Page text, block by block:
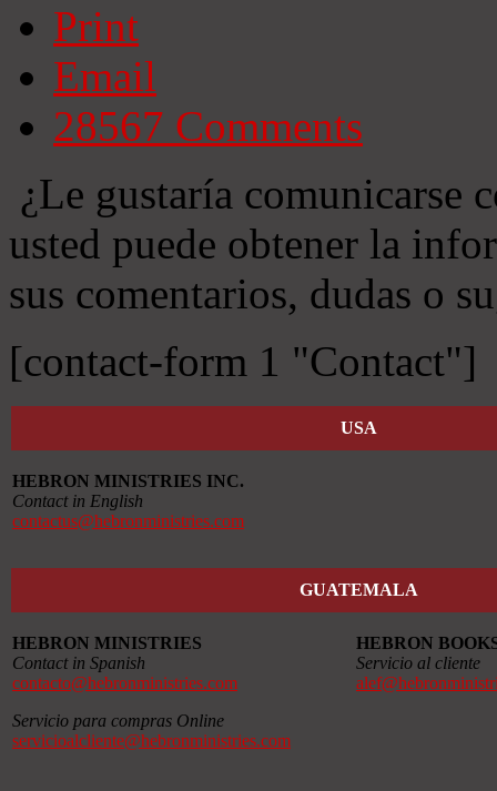
Print
Email
28567 Comments
¿Le gustaría comunicarse
usted puede obtener la
sus comentarios, dudas o
[contact-form 1 "Contact"]
USA
HEBRON MINISTRIES INC.
Contact in English
contactus@hebronministries.com
GUATEMALA
HEBRON MINISTRIES
Contact in Spanish
contacto@hebronministries.com
Servicio para compras Online
servicioalcliente@hebronministries.com
HEBRON
Servicio al cliente